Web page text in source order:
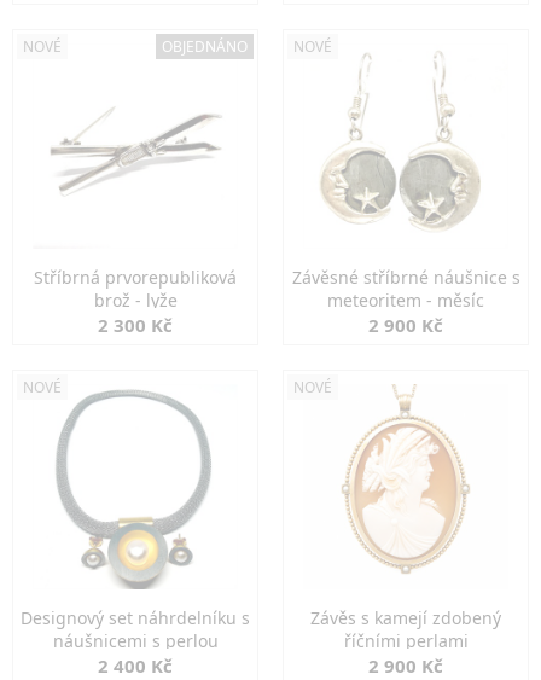
NOVÉ OBJEDNÁNO
Stříbrná prvorepubliková
brož - lyže
2 300 Kč
NOVÉ
Závěsné stříbrné náušnice s
meteoritem - měsíc
2 900 Kč
NOVÉ
Designový set náhrdelníku s
náušnicemi s perlou
2 400 Kč
NOVÉ
Závěs s kamejí zdobený
říčními perlami
2 900 Kč